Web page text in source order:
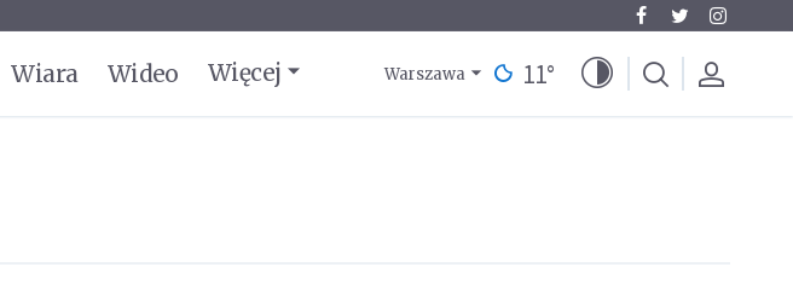
Wiara Wideo Więcej Warszawa 11°